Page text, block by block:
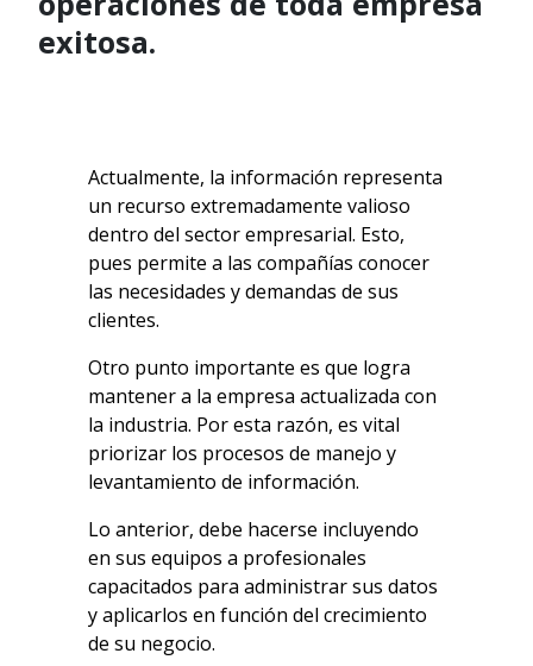
exitosa.
Actualmente, la información representa
un recurso extremadamente valioso
dentro del sector empresarial. Esto,
pues permite a las compañías conocer
las necesidades y demandas de sus
clientes.
Otro punto importante es que logra
mantener a la empresa actualizada con
la industria. Por esta razón, es vital
priorizar los procesos de manejo y
levantamiento de información.
Lo anterior, debe hacerse incluyendo
en sus equipos a profesionales
capacitados para administrar sus datos
y aplicarlos en función del crecimiento
de su negocio.